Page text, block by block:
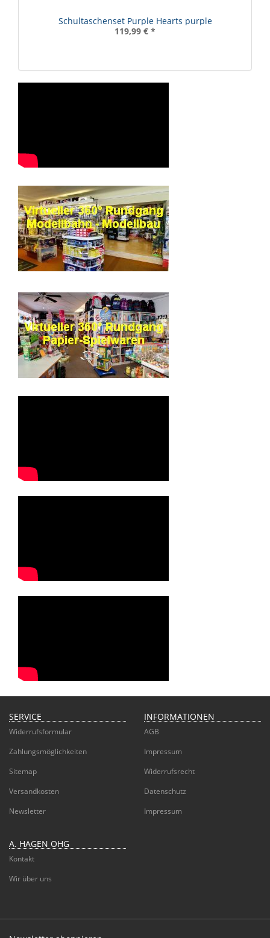
Schultaschenset Purple Hearts purple
119,99 € *
SERVICE
Widerrufsformular
Zahlungsmöglichkeiten
Sitemap
Versandkosten
Newsletter
INFORMATIONEN
AGB
Impressum
Widerrufsrecht
Datenschutz
Impressum
A. HAGEN OHG
Kontakt
Wir über uns